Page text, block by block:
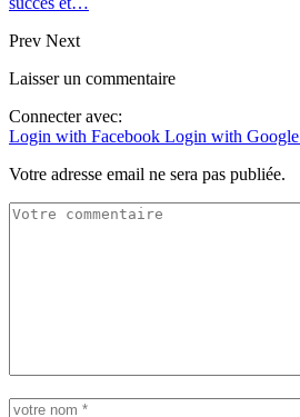
Prev Next
Laisser un commentaire
Connecter avec:
Login with Facebook Login with Google
Votre adresse email ne sera pas publiée.